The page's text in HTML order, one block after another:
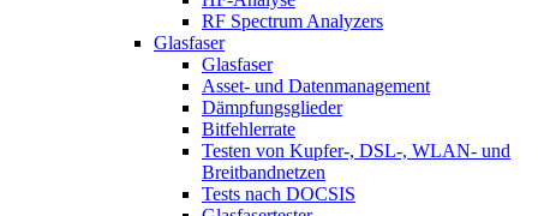
RF Spectrum Analyzers
Glasfaser
Glasfaser
Asset- und Datenmanagement
Dämpfungsglieder
Bitfehlerrate
Testen von Kupfer-, DSL-, WLAN- und
Breitbandnetzen
Tests nach DOCSIS